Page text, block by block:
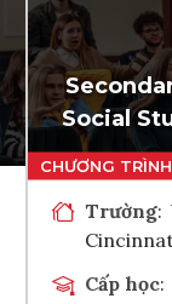
Social
Trường:
Cấp học: